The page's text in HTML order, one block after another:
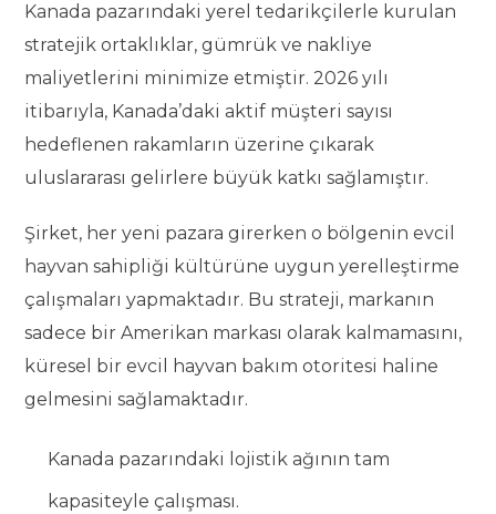
Kanada pazarındaki yerel tedarikçilerle kurulan
stratejik ortaklıklar, gümrük ve nakliye
maliyetlerini minimize etmiştir. 2026 yılı
itibarıyla, Kanada’daki aktif müşteri sayısı
hedeflenen rakamların üzerine çıkarak
uluslararası gelirlere büyük katkı sağlamıştır.
Şirket, her yeni pazara girerken o bölgenin evcil
hayvan sahipliği kültürüne uygun yerelleştirme
çalışmaları yapmaktadır. Bu strateji, markanın
sadece bir Amerikan markası olarak kalmamasını,
küresel bir evcil hayvan bakım otoritesi haline
gelmesini sağlamaktadır.
Kanada pazarındaki lojistik ağının tam
kapasiteyle çalışması.